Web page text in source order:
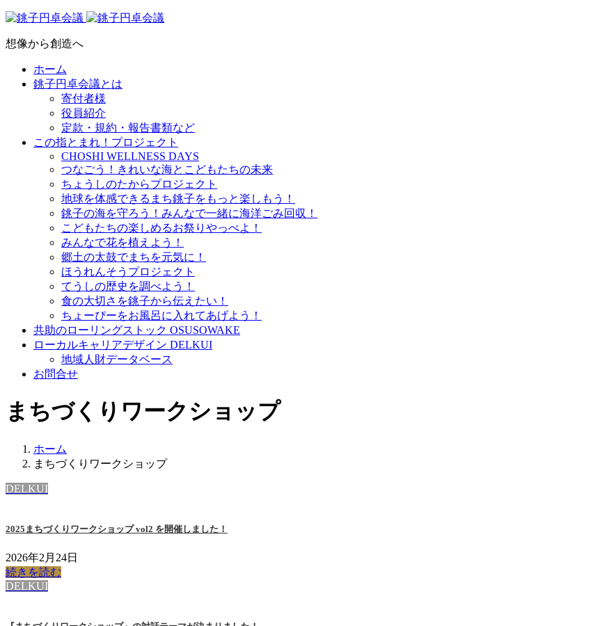
想像から創造へ
ホーム
銚子円卓会議とは
寄付者様
役員紹介
定款・規約・報告書類など
この指とまれ！プロジェクト
CHOSHI WELLNESS DAYS
つなごう！きれいな海とこどもたちの未来
ちょうしのたからプロジェクト
地球を体感できるまち銚子をもっと楽しもう！
銚子の海を守ろう！みんなで一緒に海洋ごみ回収！
こどもたちの楽しめるお祭りやっぺよ！
みんなで花を植えよう！
郷土の太鼓でまちを元気に！
ほうれんそうプロジェクト
てうしの歴史を調べよう！
食の大切さを銚子から伝えたい！
ちょーぴーをお風呂に入れてあげよう！
共助のローリングストック OSUSOWAKE
ローカルキャリアデザイン DELKUI
地域人財データベース
お問合せ
まちづくりワークショップ
ホーム
まちづくりワークショップ
DELKUI
2025まちづくりワークショップ vol2 を開催しました！
2026年2月24日
続きを読む
DELKUI